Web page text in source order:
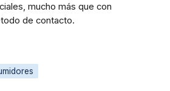
mucho más que con
de contacto.